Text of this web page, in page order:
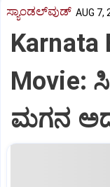
ಸ್ಯಾಂಡಲ್‌ವುಡ್‌ AUG 7,
Karnata
Movie:
ಮಗನ